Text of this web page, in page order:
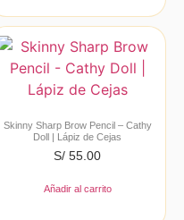
Skinny Sharp Brow Pencil – Cathy
Doll | Lápiz de Cejas
S/ 55.00
Añadir al carrito